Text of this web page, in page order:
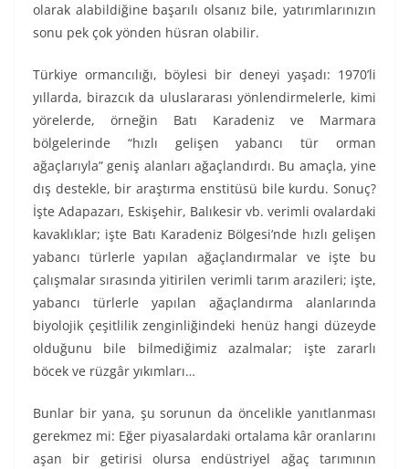
olarak alabildiğine başarılı olsanız bile, yatırımlarınızın
sonu pek çok yönden hüsran olabilir.
Türkiye ormancılığı, böylesi bir deneyi yaşadı: 1970’li
yıllarda, birazcık da uluslararası yönlendirmelerle, kimi
yörelerde, örneğin Batı Karadeniz ve Marmara
bölgelerinde “hızlı gelişen yabancı tür orman
ağaçlarıyla” geniş alanları ağaçlandırdı. Bu amaçla, yine
dış destekle, bir araştırma enstitüsü bile kurdu. Sonuç?
İşte Adapazarı, Eskişehir, Balıkesir vb. verimli ovalardaki
kavaklıklar; işte Batı Karadeniz Bölgesi’nde hızlı gelişen
yabancı türlerle yapılan ağaçlandırmalar ve işte bu
çalışmalar sırasında yitirilen verimli tarım arazileri; işte,
yabancı türlerle yapılan ağaçlandırma alanlarında
biyolojik çeşitlilik zenginliğindeki henüz hangi düzeyde
olduğunu bile bilmediğimiz azalmalar; işte zararlı
böcek ve rüzgâr yıkımları…
Bunlar bir yana, şu sorunun da öncelikle yanıtlanması
gerekmez mi: Eğer piyasalardaki ortalama kâr oranlarını
aşan bir getirisi olursa endüstriyel ağaç tarımının